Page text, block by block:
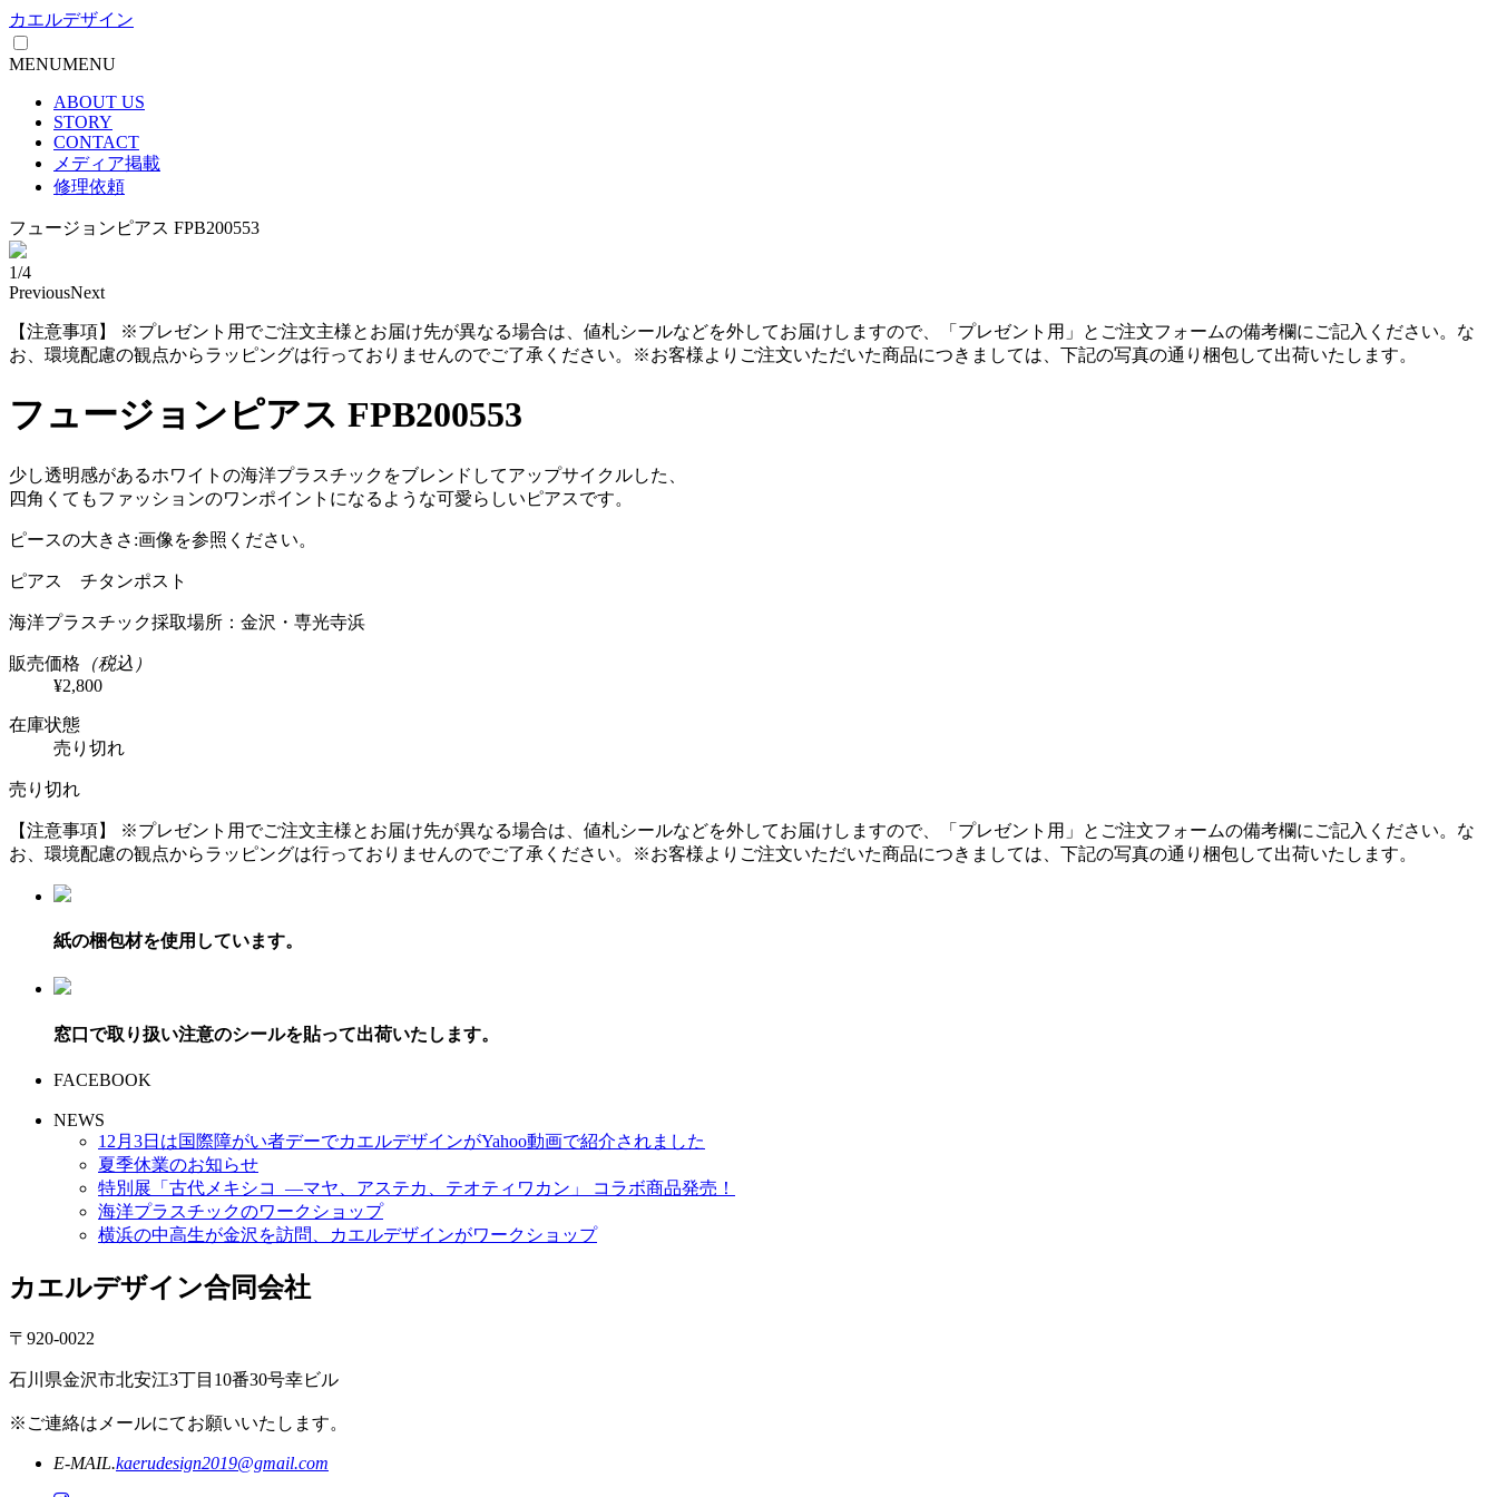
カエルデザイン
MENUMENU
ABOUT US
STORY
CONTACT
メディア掲載
修理依頼
フュージョンピアス FPB200553
1/4
PreviousNext
【注意事項】 ※プレゼント用でご注文主様とお届け先が異なる場合は、値札シールなどを外してお届けしますので、「プレゼント用」とご注文フォームの備考欄にご記入ください。 な
お、環境配慮の観点からラッピングは行っておりませんのでご了承ください。
※お客様よりご注文いただいた商品につきましては、下記の写真の通り梱包して出荷いたします。
フュージョンピアス FPB200553
少し透明感があるホワイトの海洋プラスチックをブレンドしてアップサイクルした、
四角くてもファッションのワンポイントになるような可愛らしいピアスです。
ピースの大きさ:画像を参照ください。
ピアス チタンポスト
海洋プラスチック採取場所：金沢・専光寺浜
販売価格 （税込）
¥2,800
在庫状態
売り切れ
売り切れ
【注意事項】 ※プレゼント用でご注文主様とお届け先が異なる場合は、値札シールなどを外してお届けしますので、「プレゼント用」とご注文フォームの備考欄にご記入ください。 な
お、環境配慮の観点からラッピングは行っておりませんのでご了承ください。
※お客様よりご注文いただいた商品につきましては、下記の写真の通り梱包して出荷いたします。
紙の梱包材を使用しています。
窓口で取り扱い注意のシールを貼って出荷いたします。
FACEBOOK
NEWS
12月3日は国際障がい者デーでカエルデザインがYahoo動画で紹介されました
夏季休業のお知らせ
特別展「古代メキシコ ―マヤ、アステカ、テオティワカン」 コラボ商品発売！
海洋プラスチックのワークショップ
横浜の中高生が金沢を訪問、カエルデザインがワークショップ
カエルデザイン合同会社
〒920-0022
石川県金沢市北安江3丁目10番30号幸ビル
※ご連絡はメールにてお願いいたします。
E-MAIL.kaerudesign2019@gmail.com